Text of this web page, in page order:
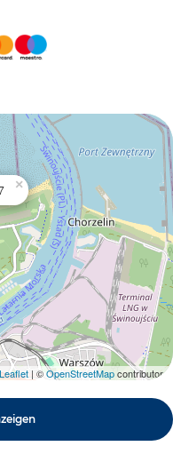
×
Leaflet | ©OpenStreetMapcontributors